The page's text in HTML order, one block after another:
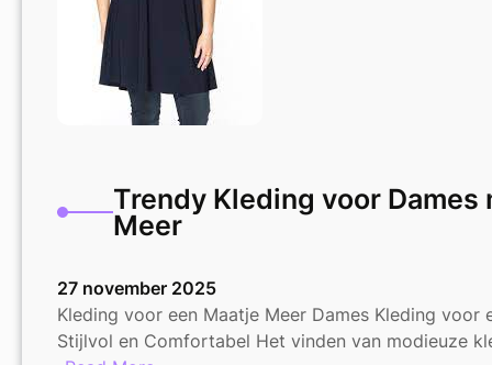
Trendy Kleding voor Dames
Meer
27 november 2025
Kleding voor een Maatje Meer Dames Kleding voor
Stijlvol en Comfortabel Het vinden van modieuze